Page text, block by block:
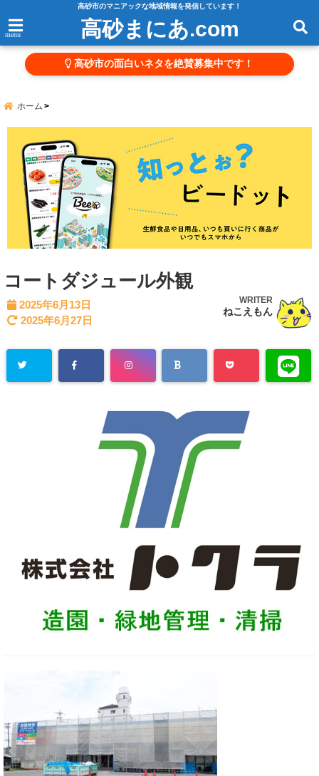
高砂市のマニアックな地域情報を発信しています！
menu 高砂まにあ.com
高砂市の面白いネタを絶賛募集中です！
ホーム
コートダジュール外観
2025年6月13日
2025年6月27日
WRITER
ねこえもん